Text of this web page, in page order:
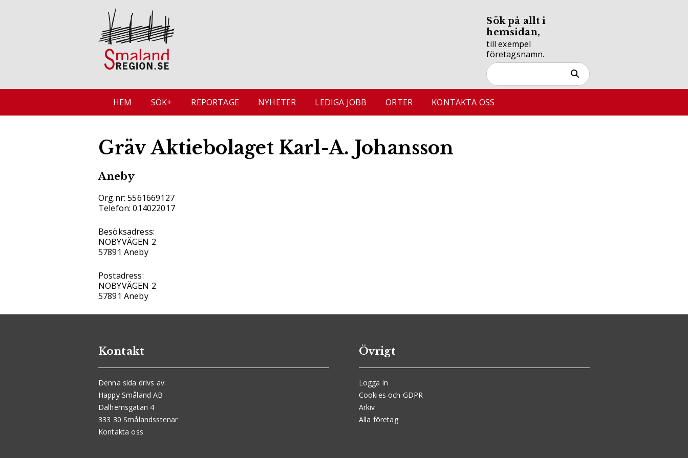
Sök på allt i
hemsidan,
till exempel
företagsnamn.
HEM SÖK+ REPORTAGE NYHETER LEDIGA JOBB ORTER KONTAKTA OSS
Gräv Aktiebolaget Karl-A. Johansson
Aneby
Org.nr: 5561669127
Telefon: 014022017
Besöksadress:
NOBYVÄGEN 2
57891 Aneby
Postadress:
NOBYVÄGEN 2
57891 Aneby
Kontakt
Denna sida drivs av:
Happy Småland AB
Dalhemsgatan 4
333 30 Smålandsstenar
Kontakta oss
Övrigt
Logga in
Cookies och GDPR
Arkiv
Alla företag